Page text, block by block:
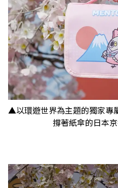
▲以環遊世界為主題的獨家專
撐著紙傘的日本